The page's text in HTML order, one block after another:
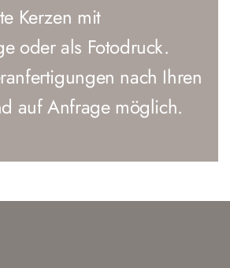
Kerzen mit
oder als Fotodruck.
nach Ihren
auf Anfrage möglich.